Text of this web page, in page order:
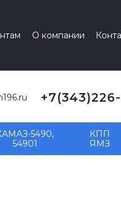
О компании
5490,
54901
КПП
ЯМЗ